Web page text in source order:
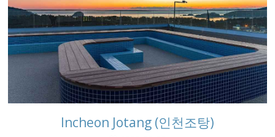
Incheon Jotang (인천조탕)